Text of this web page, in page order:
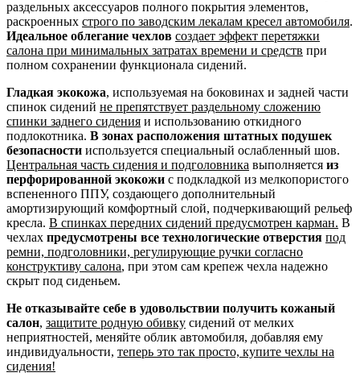
раздельных аксессуаров полного покрытия элементов,
раскроенных строго по заводским лекалам кресел автомобиля.
Идеальное облегание чехлов создает эффект перетяжки
салона при минимальных затратах времени и средств при
полном сохранении функционала сидений.
Гладкая экокожа, используемая на боковинах и задней части
спинок сидений не препятствует раздельному сложению
спинки заднего сидения и использованию откидного
подлокотника. В зонах расположения штатных подушек
безопасности используется специальный ослабленный шов.
Центральная часть сидения и подголовника выполняется из
перфорированной экокожи с подкладкой из мелкопористого
вспененного ППУ, создающего дополнительный
амортизирующий комфортный слой, подчеркивающий рельеф
кресла. В спинках передних сидений предусмотрен карман. В
чехлах предусмотрены все технологические отверстия под
ремни, подголовники, регулирующие ручки согласно
конструктиву салона, при этом сам крепеж чехла надежно
скрыт под сиденьем.
Не отказывайте себе в удовольствии получить кожаный
салон, защитите родную обивку сидений от мелких
неприятностей, меняйте облик автомобиля, добавляя ему
индивидуальности, теперь это так просто, купите чехлы на
сидения!